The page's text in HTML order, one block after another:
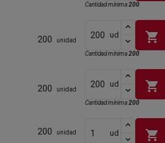
Cantidad mínima200
200 unidad
ud shopping_cart
Cantidad mínima200
200 unidad
ud shopping_cart
Cantidad mínima200
200 unidad ud shopping_cart